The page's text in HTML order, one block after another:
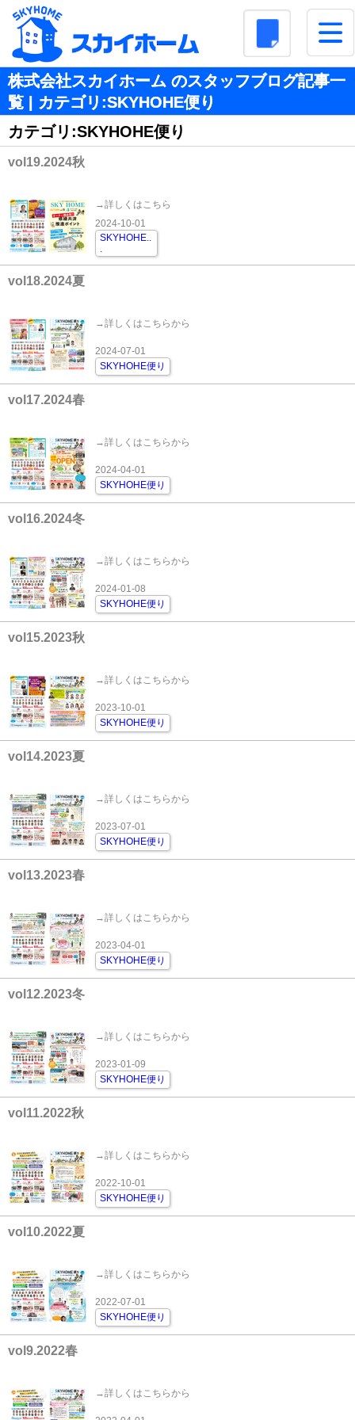
株式会社スカイホーム のスタッフブログ記事一
覧 | カテゴリ:SKYHOHE便り
カテゴリ:SKYHOHE便り
vol19.2024秋
→詳しくはこちら
2024-10-01
SKYHOHE
vol18.2024夏
→詳しくはこちらから
2024-07-01
SKYHOHE便り
vol17.2024春
→詳しくはこちらから
2024-04-01
SKYHOHE便り
vol16.2024冬
→詳しくはこちらから
2024-01-08
SKYHOHE便り
vol15.2023秋
→詳しくはこちらから
2023-10-01
SKYHOHE便り
vol14.2023夏
→詳しくはこちらから
2023-07-01
SKYHOHE便り
vol13.2023春
→詳しくはこちらから
2023-04-01
SKYHOHE便り
vol12.2023冬
→詳しくはこちらから
2023-01-09
SKYHOHE便り
vol11.2022秋
→詳しくはこちらから
2022-10-01
SKYHOHE便り
vol10.2022夏
→詳しくはこちらから
2022-07-01
SKYHOHE便り
vol9.2022春
→詳しくはこちらから